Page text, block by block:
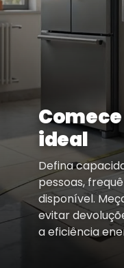
ideal
Defina
pessoas,
disponível.
evitar
a eficiência